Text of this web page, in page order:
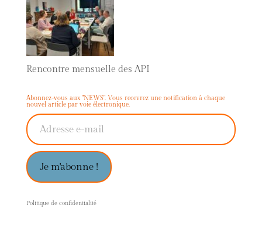
Rencontre mensuelle des API
Abonnez-vous aux "NEWS". Vous recevrez une notification à chaque
nouvel article par voie électronique.
Je m'abonne !
Politique de confidentialité